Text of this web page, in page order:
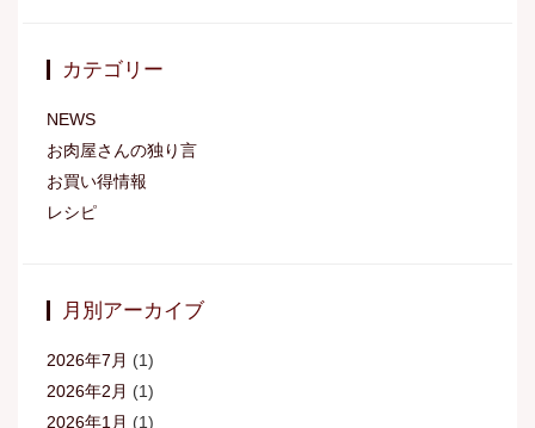
カテゴリー
NEWS
お肉屋さんの独り言
お買い得情報
レシピ
月別アーカイブ
2026年7月 (1)
2026年2月 (1)
2026年1月 (1)